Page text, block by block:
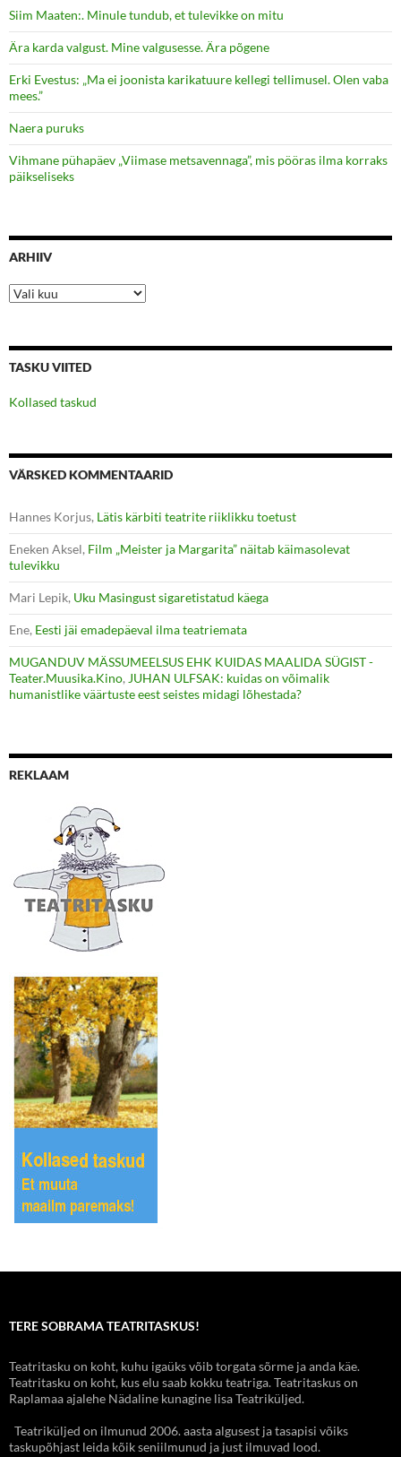
Siim Maaten:. Minule tundub, et tulevikke on mitu
Ära karda valgust. Mine valgusesse. Ära põgene
Erki Evestus: „Ma ei joonista karikatuure kellegi tellimusel. Olen vaba
mees.”
Naera puruks
Vihmane pühapäev „Viimase metsavennaga”, mis pööras ilma korraks
päikseliseks
ARHIIV
Arhiiv
TASKU VIITED
Kollased taskud
VÄRSKED KOMMENTAARID
Hannes Korjus, Lätis kärbiti teatrite riiklikku toetust
Eneken Aksel, Film „Meister ja Margarita” näitab käimasolevat
tulevikku
Mari Lepik, Uku Masingust sigaretistatud käega
Ene, Eesti jäi emadepäeval ilma teatriemata
MUGANDUV MÄSSUMEELSUS EHK KUIDAS MAALIDA SÜGIST -
Teater.Muusika.Kino, JUHAN ULFSAK: kuidas on võimalik
humanistlike väärtuste eest seistes midagi lõhestada?
REKLAAM
TERE SOBRAMA TEATRITASKUS!
Teatritasku on koht, kuhu igaüks võib torgata sõrme ja anda käe.
Teatritasku on koht, kus elu saab kokku teatriga. Teatritaskus on
Raplamaa ajalehe Nädaline kunagine lisa Teatriküljed.
Teatriküljed on ilmunud 2006. aasta algusest ja tasapisi võiks
taskupõhjast leida kõik seniilmunud ja just ilmuvad lood.